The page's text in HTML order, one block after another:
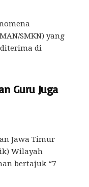
SMKN) yang
di
Guru Juga
Jawa Timur
Wilayah
bertajuk “7